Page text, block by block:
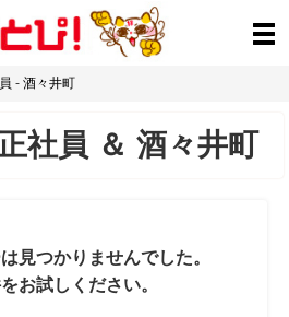
- 酒々井町
社員 ＆ 酒々井町
見つかりませんでした。
お試しください。